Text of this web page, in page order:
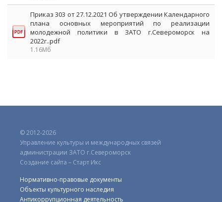
Приказ 303 от 27.12.2021 Об утверждении Календарного
плана основных мероприятий по реализации
молодежной политики в ЗАТО г.Североморск на
2022г..pdf
1.16Мб
© 2012-2026
Управление культуры и международных связей
администрации ЗАТО г.Североморск
Создание сайта – Старт Икс
Нормативно-правовые документы
Объекты культурного наследия
Антикоррупционная деятельность